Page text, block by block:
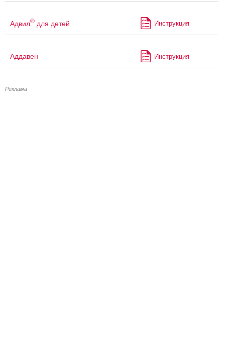
Адвил® для детей Инструкция
Аддавен Инструкция
Реклама